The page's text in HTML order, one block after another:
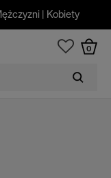
| Kobiety
0